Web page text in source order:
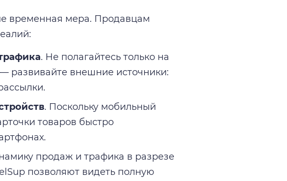
временная мера. Продавцам
. Не полагайтесь только на
развивайте внешние источники:
. Поскольку мобильный
товаров быстро
продаж и трафика в разрезе
позволяют видеть полную